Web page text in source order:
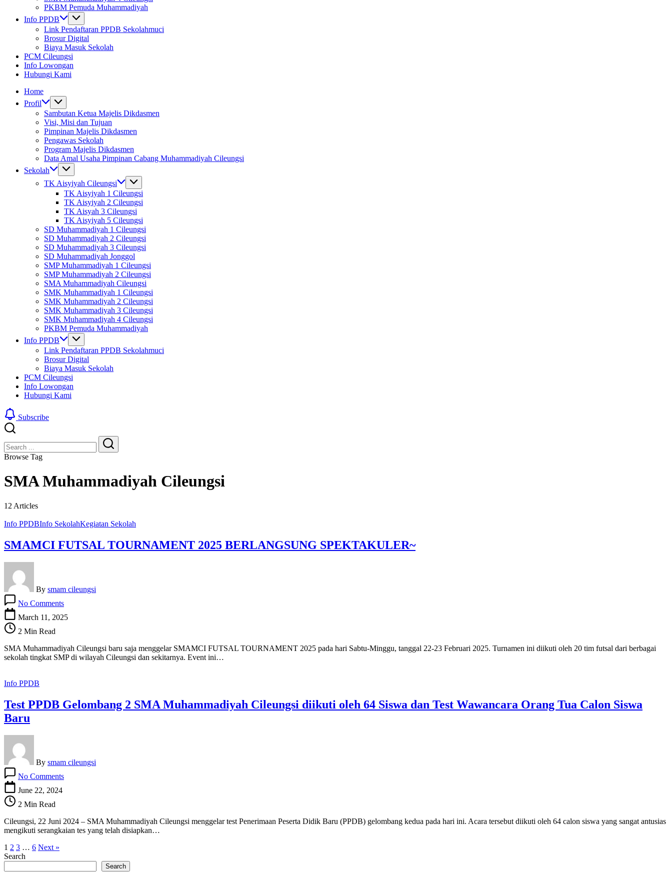
PKBM Pemuda Muhammadiyah
Info PPDB
Link Pendaftaran PPDB Sekolahmuci
Brosur Digital
Biaya Masuk Sekolah
PCM Cileungsi
Info Lowongan
Hubungi Kami
Home
Profil
Sambutan Ketua Majelis Dikdasmen
Visi, Misi dan Tujuan
Pimpinan Majelis Dikdasmen
Pengawas Sekolah
Program Majelis Dikdasmen
Data Amal Usaha Pimpinan Cabang Muhammadiyah Cileungsi
Sekolah
TK Aisyiyah Cileungsi
TK Aisyiyah 1 Cileungsi
TK Aisyiyah 2 Cileungsi
TK Aisyah 3 Cileungsi
TK Aisyiyah 5 Cileungsi
SD Muhammadiyah 1 Cileungsi
SD Muhammadiyah 2 Cileungsi
SD Muhammadiyah 3 Cileungsi
SD Muhammadiyah Jonggol
SMP Muhammadiyah 1 Cileungsi
SMP Muhammadiyah 2 Cileungsi
SMA Muhammadiyah Cileungsi
SMK Muhammadiyah 1 Cileungsi
SMK Muhammadiyah 2 Cileungsi
SMK Muhammadiyah 3 Cileungsi
SMK Muhammadiyah 4 Cileungsi
PKBM Pemuda Muhammadiyah
Info PPDB
Link Pendaftaran PPDB Sekolahmuci
Brosur Digital
Biaya Masuk Sekolah
PCM Cileungsi
Info Lowongan
Hubungi Kami
Subscribe
Search
Search
Browse Tag
SMA Muhammadiyah Cileungsi
12 Articles
Info PPDBInfo SekolahKegiatan Sekolah
SMAMCI FUTSAL TOURNAMENT 2025 BERLANGSUNG SPEKTAKULER~
By smam cileungsi
No CommentsSMAMCI
FUTSAL
SPEKTAKULER~
March 11, 2025
2 Min Read
SMA Muhammadiyah Cileungsi baru saja menggelar SMAMCI FUTSAL TOURNAMENT 2025 pada hari Sabtu-Minggu, tanggal 22-23 Februari 2025. Turnamen ini diikuti oleh 20 tim futsal dari berbagai
sekolah tingkat SMP di wilayah Cileungsi dan sekitarnya. Event ini…
Info PPDB
Test PPDB Gelombang 2 SMA Muhammadiyah Cileungsi diikuti oleh 64 Siswa dan Test Wawancara Orang Tua Calon Siswa
Baru
By smam cileungsi
No CommentsTest
Muhammadiyah
Cileungsi
64
Siswa
June 22, 2024
2 Min Read
Cileungsi, 22 Juni 2024 – SMA Muhammadiyah Cileungsi menggelar test Penerimaan Peserta Didik Baru (PPDB) gelombang kedua pada hari ini. Acara tersebut diikuti oleh 64 calon siswa yang sangat antusias
mengikuti serangkaian tes yang telah disiapkan…
1 2 3 … 6 Next »
Search
Search